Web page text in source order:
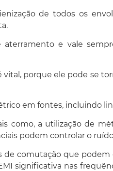
de todos os
e vale
porque ele pode se
em fontes, incluindo
como, a utilização de
podem controlar o
comutação que
significativa nas